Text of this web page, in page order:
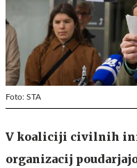
Foto: STA
V koaliciji civilnih
organizacij